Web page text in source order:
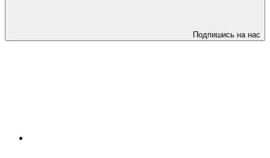
Подпишись на нас